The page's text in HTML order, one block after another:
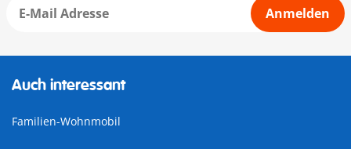
Anmelden
Auch interessant
Familien-Wohnmobil